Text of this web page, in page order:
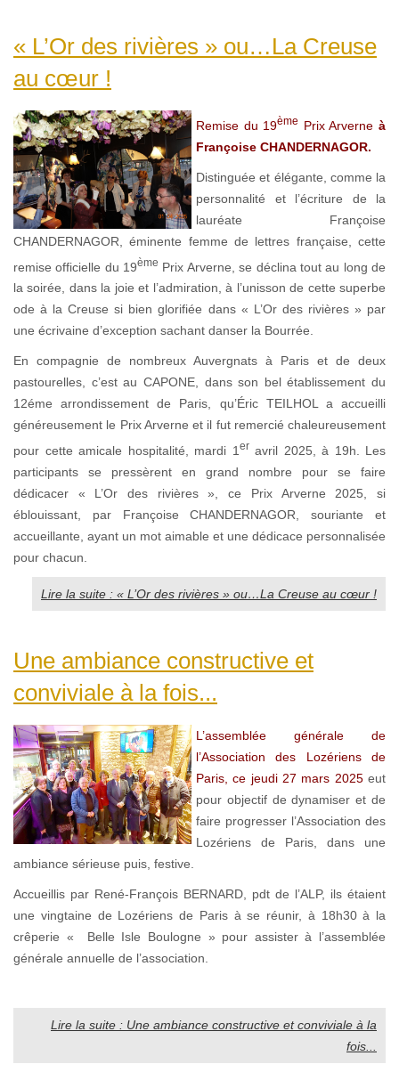
« L’Or des rivières » ou…La Creuse
au cœur !
Remise du 19ème Prix Arverne à
Françoise CHANDERNAGOR.
Distinguée et élégante, comme la
personnalité et l’écriture de la
lauréate Françoise
CHANDERNAGOR, éminente femme de lettres française, cette
remise officielle du 19ème Prix Arverne, se déclina tout au long de
la soirée, dans la joie et l’admiration, à l’unisson de cette superbe
ode à la Creuse si bien glorifiée dans « L’Or des rivières » par
une écrivaine d’exception sachant danser la Bourrée.
En compagnie de nombreux Auvergnats à Paris et de deux
pastourelles, c’est au CAPONE, dans son bel établissement du
12éme arrondissement de Paris, qu’Éric TEILHOL a accueilli
généreusement le Prix Arverne et il fut remercié chaleureusement
pour cette amicale hospitalité, mardi 1 er avril 2025, à 19h. Les
participants se pressèrent en grand nombre pour se faire
dédicacer « L’Or des rivières », ce Prix Arverne 2025, si
éblouissant, par Françoise CHANDERNAGOR, souriante et
accueillante, ayant un mot aimable et une dédicace personnalisée
pour chacun.
Lire la suite : « L’Or des rivières » ou…La Creuse au cœur !
Une ambiance constructive et
conviviale à la fois...
L’assemblée générale de
l’Association des Lozériens de
Paris, ce jeudi 27 mars 2025eut
pour objectif de dynamiser et de
faire progresser l’Association des
Lozériens de Paris, dans une
ambiance sérieuse puis, festive.
Accueillis par René-François BERNARD, pdt de l’ALP, ils étaient
une vingtaine de Lozériens de Paris à se réunir, à 18h30 à la
crêperie « Belle Isle Boulogne » pour assister à l’assemblée
générale annuelle de l’association.
Lire la suite : Une ambiance constructive et conviviale à la
fois...